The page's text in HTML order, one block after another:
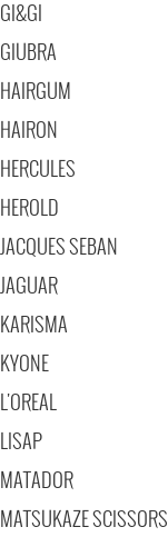
GI&GI
GIUBRA
HAIRGUM
HAIRON
HERCULES
HEROLD
JACQUES SEBAN
JAGUAR
KARISMA
KYONE
L'OREAL
LISAP
MATADOR
MATSUKAZE SCISSORS